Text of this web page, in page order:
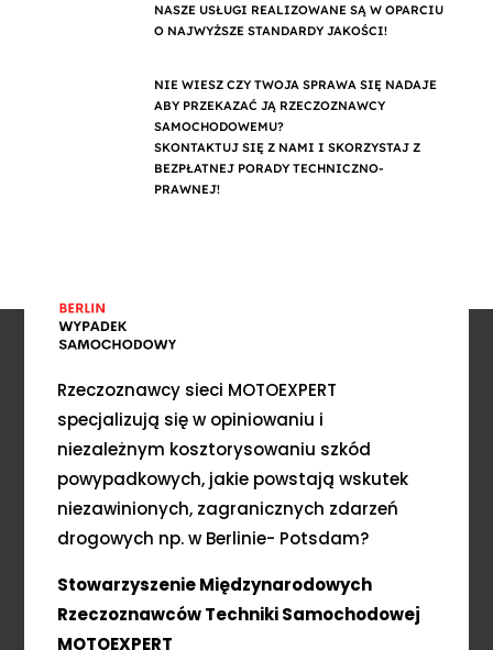
NASZE USŁUGI REALIZOWANE SĄ W OPARCIU
O NAJWYŻSZE STANDARDY JAKOŚCI!
NIE WIESZ CZY TWOJA SPRAWA SIĘ NADAJE
ABY PRZEKAZAĆ JĄ RZECZOZNAWCY
SAMOCHODOWEMU?
SKONTAKTUJ SIĘ Z NAMI I SKORZYSTAJ Z
BEZPŁATNEJ PORADY TECHNICZNO-
PRAWNEJ!
Rzeczoznawcy sieci MOTOEXPERT
specjalizują się w opiniowaniu i
niezależnym kosztorysowaniu szkód
powypadkowych, jakie powstają wskutek
niezawinionych, zagranicznych zdarzeń
drogowych np. w Berlinie- Potsdam?
Stowarzyszenie Międzynarodowych
Rzeczoznawców Techniki Samochodowej
MOTOEXPERT